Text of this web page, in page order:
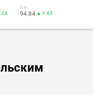
EUR
94.84 ▲ 1.65